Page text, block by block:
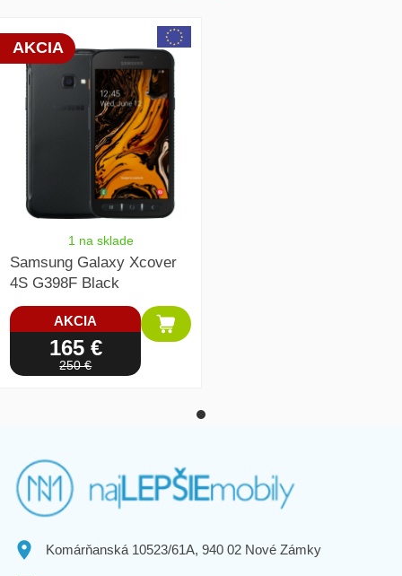
array(1) { [0]=> int(18514) }
AKCIA
1 na sklade
Samsung Galaxy Xcover
4S G398F Black
AKCIA
165 €
250 €
Komárňanská 10523/61A, 940 02 Nové Zámky